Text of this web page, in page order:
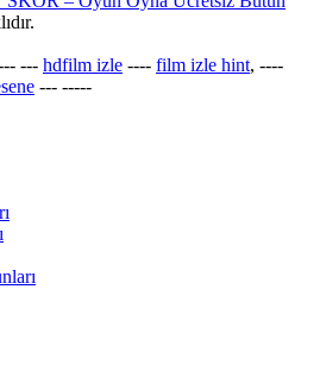
--- hdfilm izle ---- film izle hint, ----
--- -----